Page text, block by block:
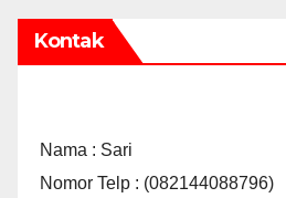
Kontak
Nama : Sari
Nomor Telp : (082144088796)